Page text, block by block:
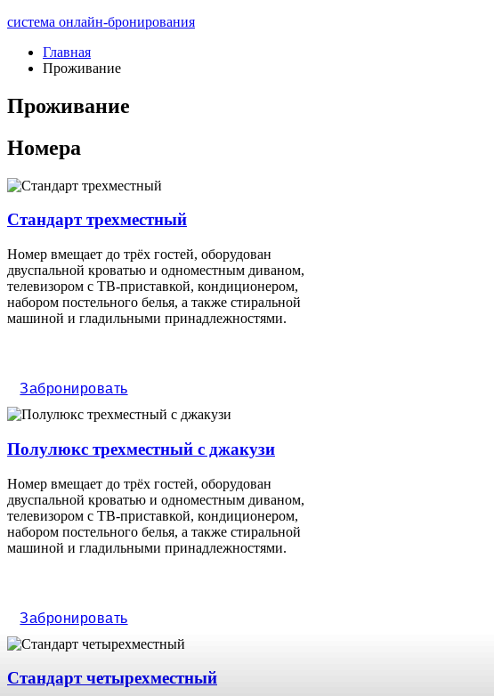
система онлайн-бронирования
Главная
Проживание
Проживание
Номера
Стандарт трехместный
Номер вмещает до трёх гостей, оборудован
двуспальной кроватью и одноместным диваном,
телевизором с ТВ-приставкой, кондиционером,
набором постельного белья, а также стиральной
машиной и гладильными принадлежностями.
Забронировать
Полулюкс трехместный с джакузи
Номер вмещает до трёх гостей, оборудован
двуспальной кроватью и одноместным диваном,
телевизором с ТВ-приставкой, кондиционером,
набором постельного белья, а также стиральной
машиной и гладильными принадлежностями.
Забронировать
Стандарт четырехместный